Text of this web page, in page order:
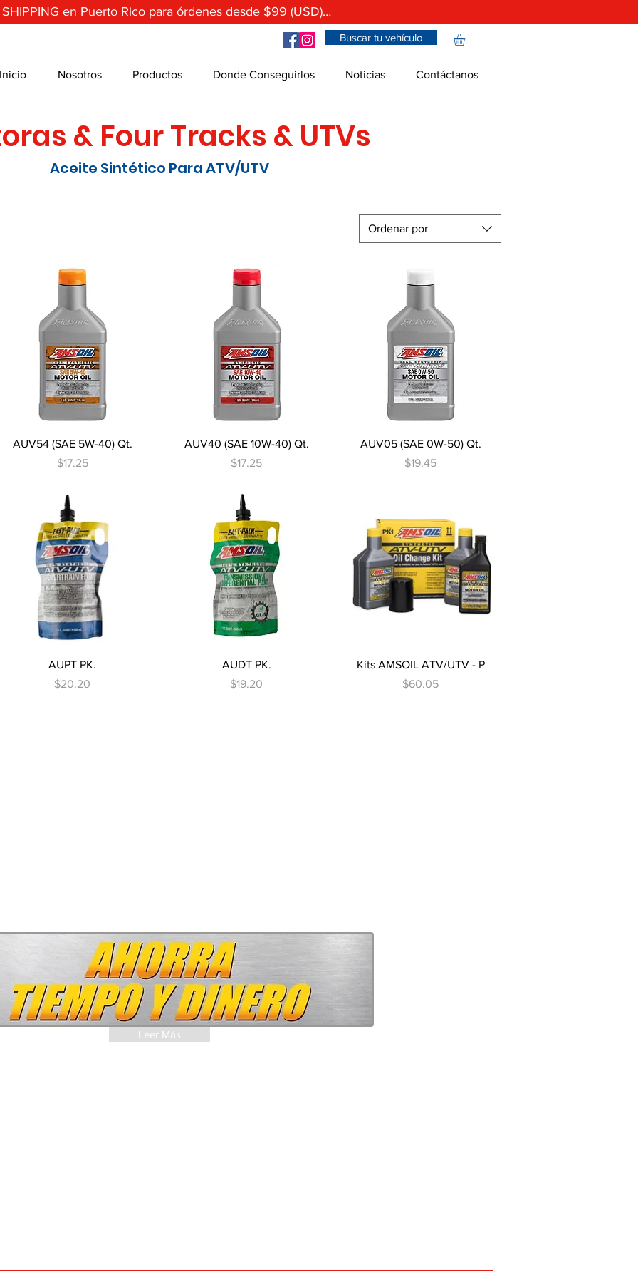
SHIPPING en Puerto Rico para órdenes desde $99 (USD)…
Buscar tu vehículo
Inicio Nosotros Productos Donde Conseguirlos Noticias Contáctanos
& Four Tracks & UTVs
Aceite Sintético Para ATV/UTV
Ordenar por
Vista rápida
AUV54 (SAE 5W-40) Qt.
Precio
$17.25
Vista rápida
AUV40 (SAE 10W-40) Qt.
Precio
$17.25
Vista rápida
AUV05 (SAE 0W-50) Qt.
Precio
$19.45
Vista rápida
AUPT PK.
Precio
$20.20
Vista rápida
AUDT PK.
Precio
$19.20
Vista rápida
Kits AMSOIL ATV/UTV - P
Precio
$60.05
Leer Más